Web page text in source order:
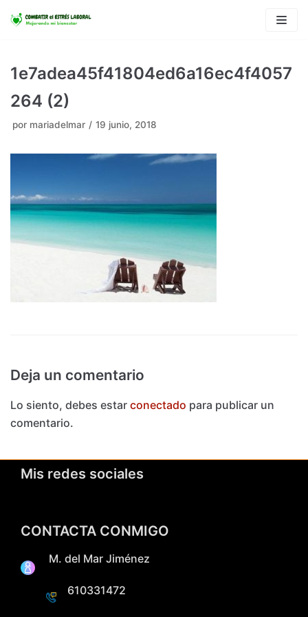
Saltar
1e7adea45f41804ed6a16ec4f4057
264 (2)
por mariadelmar 19 junio, 2018
Deja un comentario
Lo siento, debes estar conectado para publicar un
comentario.
Mis redes sociales
CONTACTA CONMIGO
M. del Mar Jiménez
610331472